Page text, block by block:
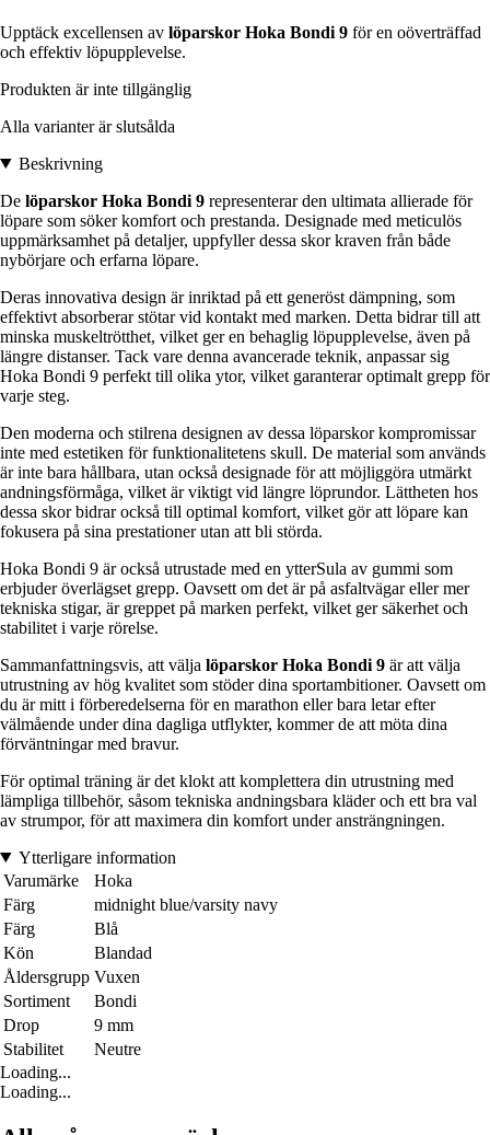
Upptäck excellensen av löparskor Hoka Bondi 9 för en oöverträffad
och effektiv löpupplevelse.
Produkten är inte tillgänglig
Alla varianter är slutsålda
Beskrivning
De löparskor Hoka Bondi 9 representerar den ultimata allierade för
löpare som söker komfort och prestanda. Designade med meticulös
uppmärksamhet på detaljer, uppfyller dessa skor kraven från både
nybörjare och erfarna löpare.
Deras innovativa design är inriktad på ett generöst dämpning, som
effektivt absorberar stötar vid kontakt med marken. Detta bidrar till att
minska muskeltrötthet, vilket ger en behaglig löpupplevelse, även på
längre distanser. Tack vare denna avancerade teknik, anpassar sig
Hoka Bondi 9 perfekt till olika ytor, vilket garanterar optimalt grepp för
varje steg.
Den moderna och stilrena designen av dessa löparskor kompromissar
inte med estetiken för funktionalitetens skull. De material som används
är inte bara hållbara, utan också designade för att möjliggöra utmärkt
andningsförmåga, vilket är viktigt vid längre löprundor. Lättheten hos
dessa skor bidrar också till optimal komfort, vilket gör att löpare kan
fokusera på sina prestationer utan att bli störda.
Hoka Bondi 9 är också utrustade med en ytterSula av gummi som
erbjuder överlägset grepp. Oavsett om det är på asfaltvägar eller mer
tekniska stigar, är greppet på marken perfekt, vilket ger säkerhet och
stabilitet i varje rörelse.
Sammanfattningsvis, att välja löparskor Hoka Bondi 9 är att välja
utrustning av hög kvalitet som stöder dina sportambitioner. Oavsett om
du är mitt i förberedelserna för en marathon eller bara letar efter
välmående under dina dagliga utflykter, kommer de att möta dina
förväntningar med bravur.
För optimal träning är det klokt att komplettera din utrustning med
lämpliga tillbehör, såsom tekniska andningsbara kläder och ett bra val
av strumpor, för att maximera din komfort under ansträngningen.
Ytterligare information
Varumärke
Hoka
Färg
midnight blue/varsity navy
Färg
Blå
Kön
Blandad
Åldersgrupp Vuxen
Sortiment
Bondi
Drop
9 mm
Stabilitet
Neutre
Loading...
Loading...